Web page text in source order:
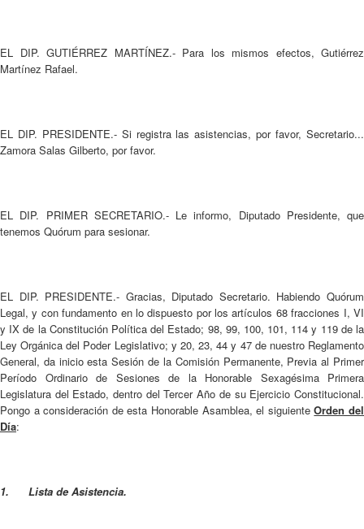
EL DIP. GUTIÉRREZ MARTÍNEZ.- Para los mismos efectos, Gutiérrez
Martínez Rafael.
EL DIP. PRESIDENTE.- Si registra las asistencias, por favor, Secretario...
Zamora Salas Gilberto, por favor.
EL DIP. PRIMER SECRETARIO.- Le informo, Diputado Presidente, que
tenemos Quórum para sesionar.
EL DIP. PRESIDENTE.- Gracias, Diputado Secretario. Habiendo Quórum
Legal, y con fundamento en lo dispuesto por los artículos 68 fracciones I, VI
y IX de la Constitución Política del Estado; 98, 99, 100, 101, 114 y 119 de la
Ley Orgánica del Poder Legislativo; y 20, 23, 44 y 47 de nuestro Reglamento
General, da inicio esta Sesión de la Comisión Permanente, Previa al Primer
Período Ordinario de Sesiones de la Honorable Sexagésima Primera
Legislatura del Estado, dentro del Tercer Año de su Ejercicio Constitucional.
Pongo a consideración de esta Honorable Asamblea, el siguienteOrden del
Día:
1. Lista de Asistencia.